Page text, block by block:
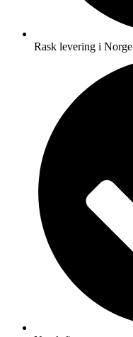
Rask levering i Norge